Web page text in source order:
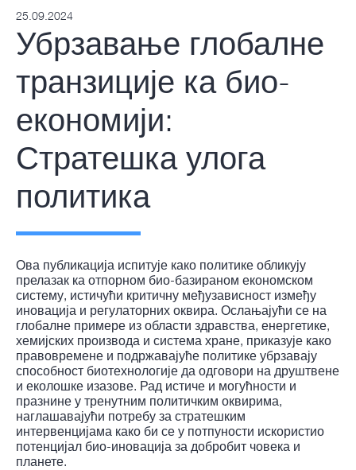
25.09.2024
Убрзавање глобалне
транзиције ка био-
економији:
Стратешка улога
политика
Ова публикација испитује како политике обликују
прелазак ка отпорном био-базираном економском
систему, истичући критичну међузависност између
иновација и регулаторних оквира. Ослањајући се на
глобалне примере из области здравства, енергетике,
хемијских производа и система хране, приказује како
правовремене и подржавајуће политике убрзавају
способност биотехнологије да одговори на друштвене
и еколошке изазове. Рад истиче и могућности и
празнине у тренутним политичким оквирима,
наглашавајући потребу за стратешким
интервенцијама како би се у потпуности искористио
потенцијал био-иновација за добробит човека и
планете.